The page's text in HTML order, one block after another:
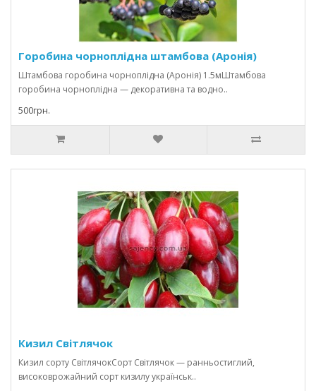
Горобина чорноплідна штамбова (Аронія)
Штамбова горобина чорноплідна (Аронія) 1.5мШтамбова
горобина чорноплідна — декоративна та водно..
500грн.
Кизил Світлячок
Кизил сорту СвітлячокСорт Світлячок — ранньостиглий,
високоврожайний сорт кизилу українськ..